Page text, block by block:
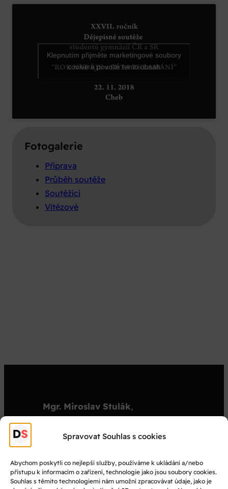
Spravovat Souhlas s cookies
Abychom poskytli co nejlepší služby, používáme k ukládání a/nebo
přístupu k informacím o zařízení, technologie jako jsou soubory cookies.
Souhlas s těmito technologiemi nám umožní zpracovávat údaje, jako je
Klepnutím přijměte marketingové soubory
cookie a povolte tento obsah
Fotogalerie
Příprava
Průběh soutěže
Soutěžící
Vítězové
Mgr. Miroslav Stulák,
stulak@dejepisnasoutez.cz
© Dějepisná soutěž 2025